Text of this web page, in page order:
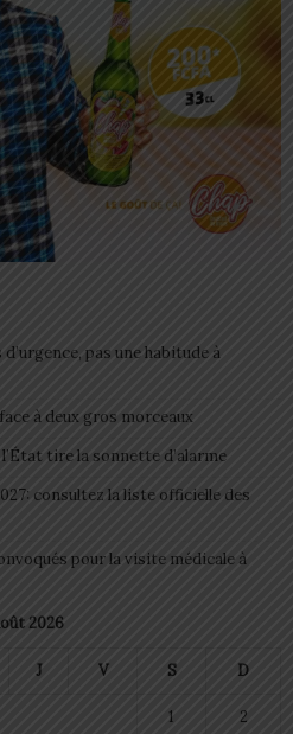
pas une habitude à
à deux gros morceaux
tire la sonnette d’alarme
consultez la liste officielle des
pour la visite médicale à
2026
J V S D
1 2